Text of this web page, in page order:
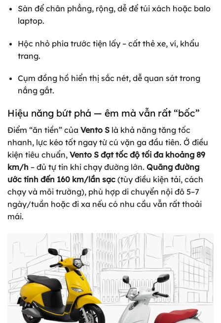
Sàn để chân phẳng, rộng, dễ để túi xách hoặc balo
laptop.
Hộc nhỏ phía trước tiện lấy – cất thẻ xe, ví, khẩu
trang.
Cụm đồng hồ hiển thị sắc nét, dễ quan sát trong
nắng gắt.
Hiệu năng bứt phá — êm mà vẫn rất “bốc”
Điểm “ăn tiền” của Vento S là khả năng tăng tốc
nhanh, lực kéo tốt ngay từ cú vặn ga đầu tiên. Ở điều
kiện tiêu chuẩn, Vento S đạt tốc độ tối đa khoảng 89
km/h – đủ tự tin khi chạy đường lớn. Quãng đường
ước tính đến 160 km/lần sạc (tùy điều kiện tải, cách
chạy và môi trường), phù hợp di chuyển nội đô 5–7
ngày/tuần hoặc đi xa nếu có nhu cầu vẫn rất thoải
mái.